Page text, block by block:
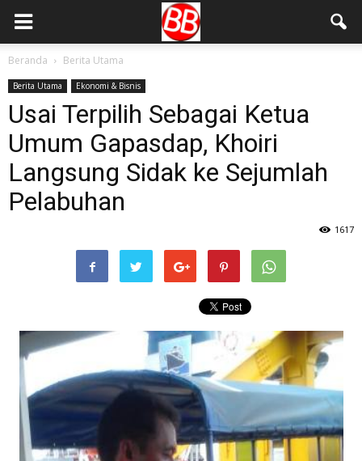
Beranda Berita Utama
Berita Utama Ekonomi & Bisnis
Usai Terpilih Sebagai Ketua
Umum Gapasdap, Khoiri
Langsung Sidak ke Sejumlah
Pelabuhan
1617